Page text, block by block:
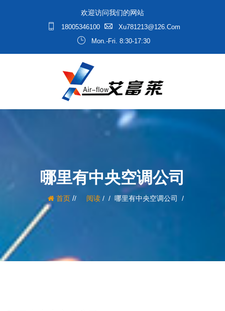
欢迎访问我们的网站
18005346100
Xu781213@126.com
Mon.-Fri. 8:30-17:30
哪里有中央空调公司
首页/ 阅读/ 哪里有中央空调公司